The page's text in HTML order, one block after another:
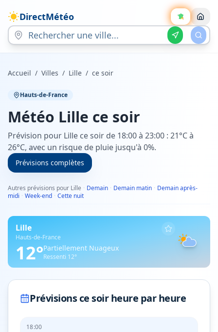
DirectMétéo
Accueil / Villes / Lille / ce soir
Hauts-de-France
Météo Lille ce soir
Prévision pour Lille ce soir de 18:00 à 23:00 : 21°C à
26°C, avec un risque de pluie jusqu'à 0%.
Prévisions complètes
Autres prévisions pour Lille · Demain · Demain matin · Demain après-
midi · Week-end · Cette nuit
Lille
Hauts-de-France
12°Partiellement Nuageux
Ressenti 12°
Prévisions ce soir heure par heure
18:00